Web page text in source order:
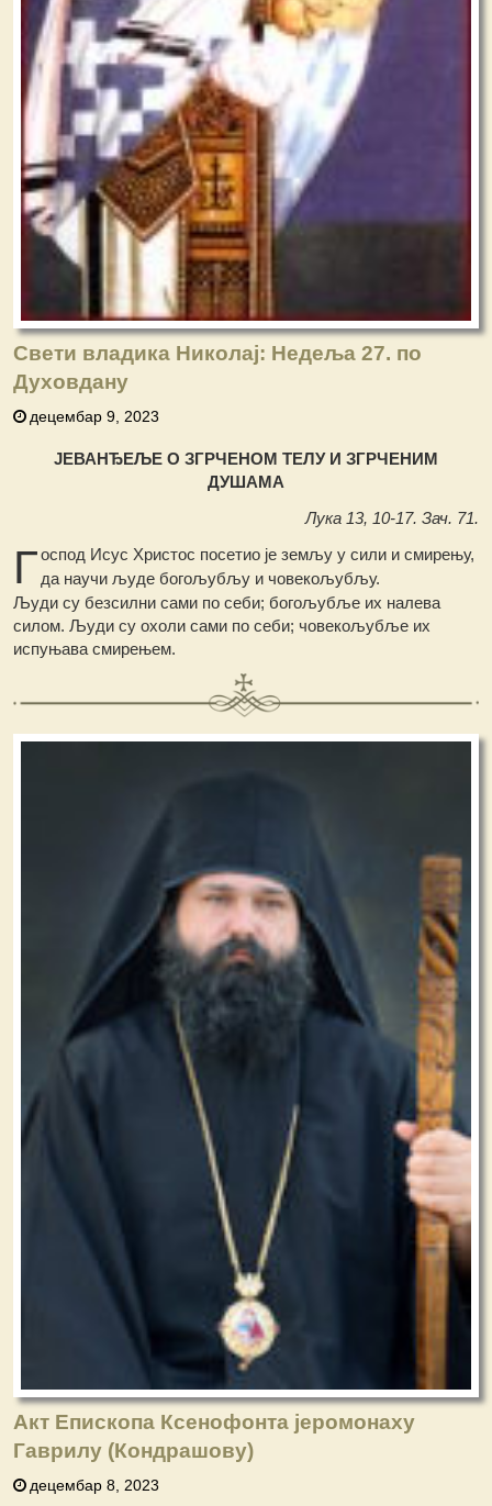
Свети владика Николај: Недеља 27. по
Духовдану
децембар 9, 2023
ЈЕВАНЂЕЉЕ О ЗГРЧЕНОМ ТЕЛУ И ЗГРЧЕНИМ
ДУШАМА
Лука 13, 10-17. Зач. 71.
Господ Исус Христос посетио је земљу у сили и смирењу,
да научи људе богољубљу и човекољубљу.
Људи су безсилни сами по себи; богољубље их налева
силом. Људи су охоли сами по себи; човекољубље их
испуњава смирењем.
Акт Епископа Ксенофонта јеромонаху
Гаврилу (Кондрашову)
децембар 8, 2023